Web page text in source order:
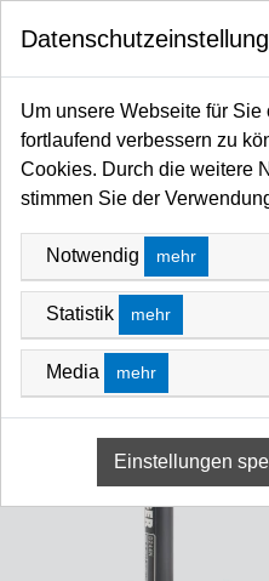
Startseite
Arme
Friction & Magic Arm
Um unsere Webseite für
fortlaufend verbessern zu
Cookies. Durch die weitere
stimmen Sie der
Notwendig mehr
Statistik mehr
Media mehr